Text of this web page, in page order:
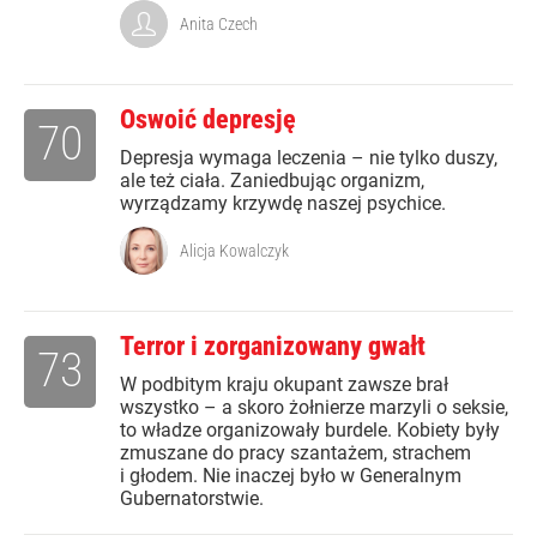
Anita Czech
Oswoić depresję
Depresja wymaga leczenia – nie tylko duszy,
ale też ciała. Zaniedbując organizm,
wyrządzamy krzywdę naszej psychice.
70
Alicja Kowalczyk
Terror i zorganizowany gwałt
W podbitym kraju okupant zawsze brał
wszystko – a skoro żołnierze marzyli o seksie,
to władze organizowały burdele. Kobiety były
zmuszane do pracy szantażem, strachem
i głodem. Nie inaczej było w Generalnym
Gubernatorstwie.
73